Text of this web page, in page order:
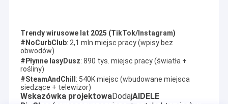
Kabina prysznicowa
Prosty prysznic
Kabina prysznicowa
Trendy wirusowe lat 2025 (TikTok/Instagram)
#NoCurbClub: 2,1 mln miejsc pracy (wpisy bez
obwodów)
#Płynne lasyDusz: 890 tys. miejsc pracy (światła +
rośliny)
#SteamAndChill : 540K miejsc (wbudowane miejsca
siedzące + telewizor)
Wskazówka projektowaDodaj:AIDELE
AIDELE wierzy, że jakość i uczciwość są pierwszą zasadą.I
będzie dbać o jakość życia i zdrowie razem z klientami.